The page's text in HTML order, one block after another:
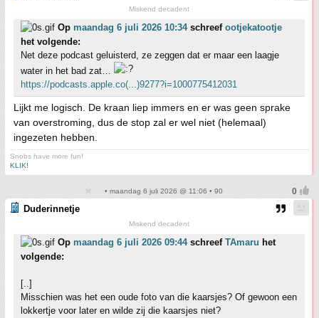
Miskend decadent
Op maandag 6 juli 2026 10:34schreef ootjekatootje
het volgende:
Net deze podcast geluisterd, ze zeggen dat er maar een laagje
water in het bad zat…
https://podcasts.apple.co(...)9277?i=1000775412031
Lijkt me logisch. De kraan liep immers en er was geen sprake
van overstroming, dus de stop zal er wel niet (helemaal)
ingezeten hebben.
Snobs have more fun!
KLIK!
• maandag 6 juli 2026 @ 11:06 • 90
Duderinnetje
Miskend decadent
Op maandag 6 juli 2026 09:44schreef TAmaru het
volgende:
[..]
Misschien was het een oude foto van die kaarsjes? Of gewoon een
lokkertje voor later en wilde zij die kaarsjes niet?